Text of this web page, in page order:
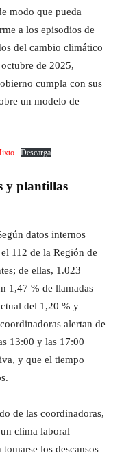
modo que pueda
a los episodios de
del cambio climático
de 2025,
cumpla con sus
un modelo de
Descarga
y plantillas
datos internos
112 de la Región de
de ellas, 1.023
1,47 % de llamadas
del 1,20 % y
alertan de
13:00 y las 17:00
y que el tiempo
de las coordinadoras,
clima laboral
los descansos